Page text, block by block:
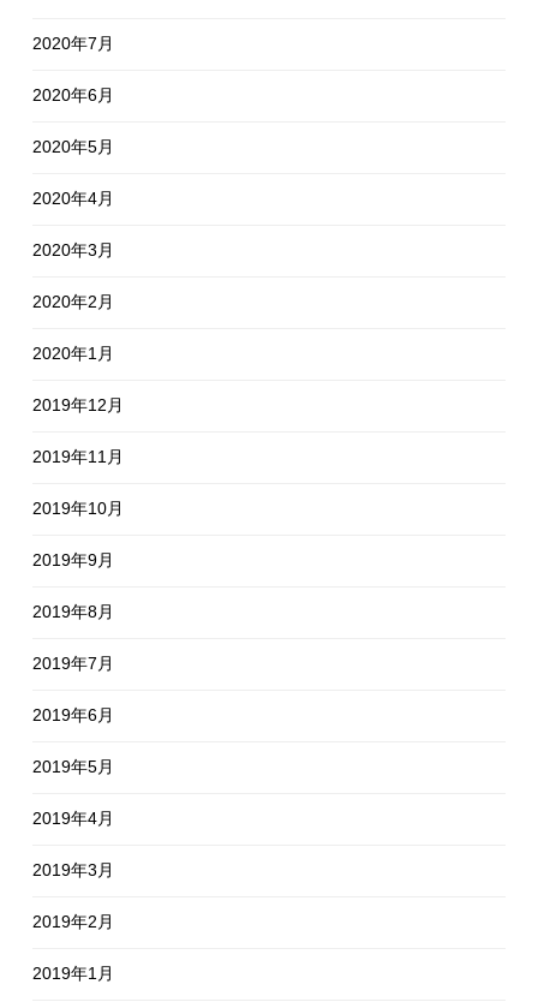
2020年7月
2020年6月
2020年5月
2020年4月
2020年3月
2020年2月
2020年1月
2019年12月
2019年11月
2019年10月
2019年9月
2019年8月
2019年7月
2019年6月
2019年5月
2019年4月
2019年3月
2019年2月
2019年1月